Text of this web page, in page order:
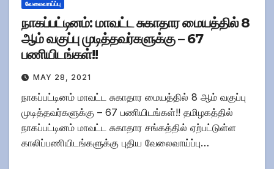
வேலைவாய்ப்பு
நாகப்பட்டினம்: மாவட்ட சுகாதார மையத்தில் 8
ஆம் வகுப்பு முடித்தவர்களுக்கு – 67
பணியிடங்கள்!!
MAY 28, 2021
நாகப்பட்டினம் மாவட்ட சுகாதார மையத்தில் 8 ஆம் வகுப்பு
முடித்தவர்களுக்கு – 67 பணியிடங்கள்!! தமிழகத்தில்
நாகப்பட்டினம் மாவட்ட சுகாதார சங்கத்தில் ஏற்பட்டுள்ள
காலிப்பணியிடங்களுக்கு புதிய வேலைவாய்ப்பு…